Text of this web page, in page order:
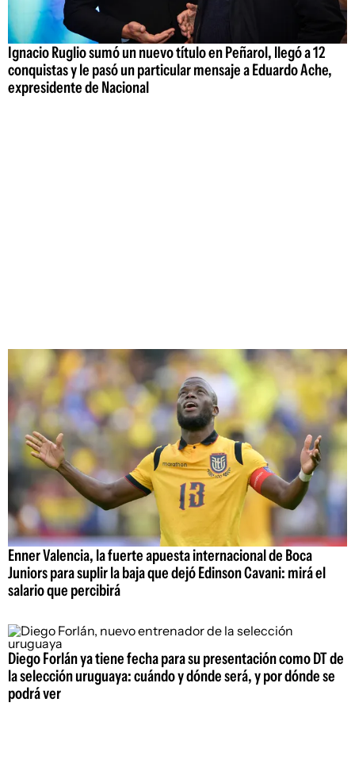
Ignacio Ruglio sumó un nuevo título en Peñarol, llegó a 12
conquistas y le pasó un particular mensaje a Eduardo Ache,
expresidente de Nacional
Enner Valencia, la fuerte apuesta internacional de Boca
Juniors para suplir la baja que dejó Edinson Cavani: mirá el
salario que percibirá
Diego Forlán ya tiene fecha para su presentación como DT de
la selección uruguaya: cuándo y dónde será, y por dónde se
podrá ver